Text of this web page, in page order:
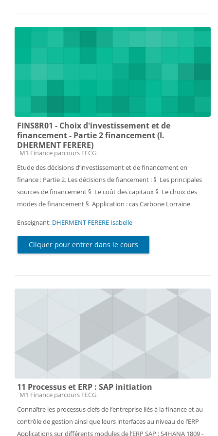
FINS8R01 - Choix d'investissement et de
financement - Partie 2 financement (I.
DHERMENT FERERE)
Catégorie de cours
M1 Finance parcours FECG
Etude des décisions d’investissement et de financement en
finance : Partie 2. Les décisions de fiancement : § Les principales
sources de financement § Le coût des capitaux § Le choix des
modes de financement § Application : cas Carbone Lorraine
Enseignant: DHERMENT FERERE Isabelle
Cliquer pour entrer dans le cours
11 Processus et ERP : SAP initiation
Catégorie de cours
M1 Finance parcours FECG
Connaître les processus clefs de l’entreprise liés à la finance et au
contrôle de gestion ainsi que leurs interfaces au niveau de l’ERP
Applications sur différents modules de l’ERP SAP : S4HANA 1809 -